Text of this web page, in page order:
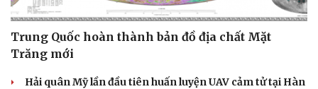
Tư vấn
Săn Tour
check-in
Câu chuyện thời sự
Đọc truyện đêm khuya
Cửa sổ tình yêu
Trung Quốc hoàn thành bản đồ địa chất Mặt
Trăng mới
Hải quân Mỹ lần đầu tiên huấn luyện UAV cảm tử tại Hàn